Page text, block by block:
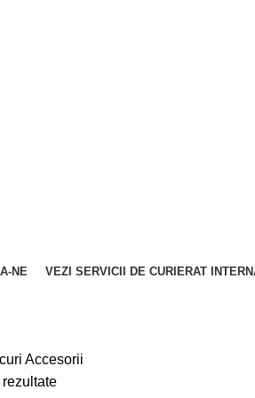
NE VEZI SERVICII DE CURIERAT
Accesorii